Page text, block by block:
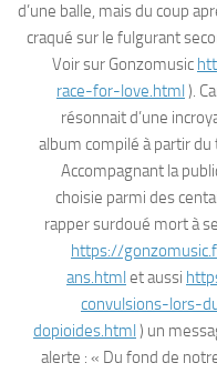
d’une balle, mais du coup
craqué sur le fulgurant
Voir sur Gonzomusic
race-for-love.html ).
résonnait d’une
album compilé à partir du
Accompagnant la
choisie parmi des
rapper surdoué mort à
https://
ans.html et aussi
convulsions-lors-
dopioides.html ) un
alerte : « Du fond de